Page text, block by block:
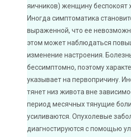
яичников) женщину беспокоят
Иногда симптоматика
выраженной, что ее
этом может наблюдаться
изменение настроения.
бессимптомно, поэтому
указывает на первопричину.
тянет низ живота вне
период месячных тянущие
усиливаются. Опухолевые
диагностируются с помощью